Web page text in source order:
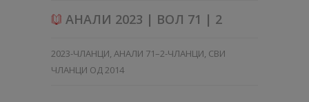
АНАЛИ 2023 | ВОЛ 71 | 2
2023-ЧЛАНЦИ, АНАЛИ 71–2-ЧЛАНЦИ, СВИ
ЧЛАНЦИ ОД 2014